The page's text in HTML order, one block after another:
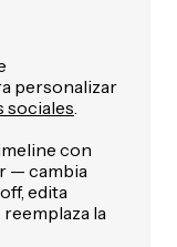
personalizar
sociales.
con
— cambia
edita
la